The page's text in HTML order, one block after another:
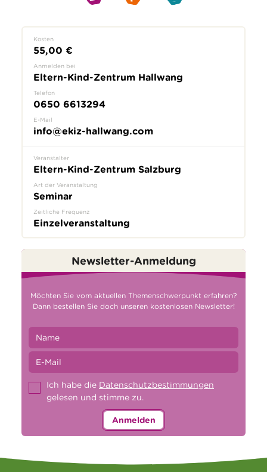
Kosten
55,00 €
Anmelden bei
Eltern-Kind-Zentrum Hallwang
Telefon
0650 6613294
E-Mail
info@ekiz-hallwang.com
Veranstalter
Eltern-Kind-Zentrum Salzburg
Art der Veranstaltung
Seminar
Zeitliche Frequenz
Einzelveranstaltung
Newsletter-Anmeldung
Möchten Sie vom aktuellen Themenschwerpunkt erfahren?
Dann bestellen Sie doch unseren kostenlosen Newsletter!
Ich habe die Datenschutzbestimmungen
gelesen und stimme zu.
Anmelden